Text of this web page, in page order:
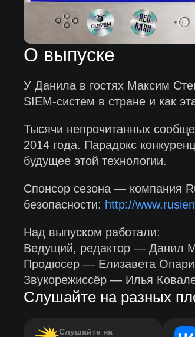
О выпуске
У Данила в гостях Максим
SIEM-систем в стране и как
Тысячи непрочитанных
2014 года. Парадокс
будущее этой технологии.
Спонсор сезона — компания
безопасности: http://
Над выпуском работали:
Ведущий, редактор — Данил
Продюсер — Елизавета
Звукорежиссёр — Илья
Слушайте на разных
Слушайте на